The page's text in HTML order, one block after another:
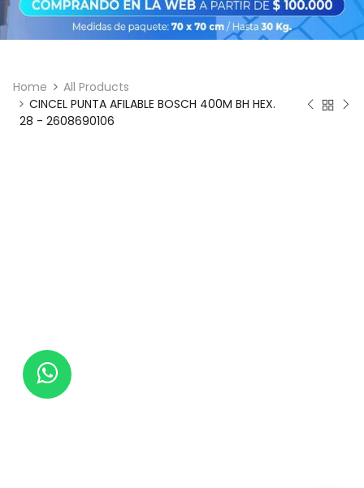
Home
All Products
CINCEL PUNTA AFILABLE BOSCH 400M BH HEX.
28 - 2608690106